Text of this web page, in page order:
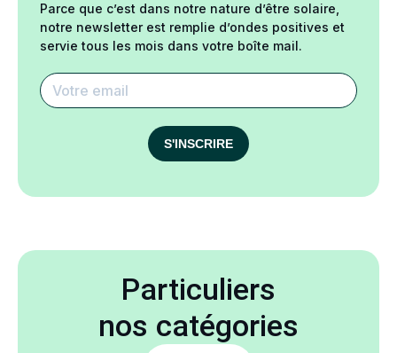
Parce que c’est dans notre nature d’être solaire,
notre newsletter est remplie d’ondes positives et
servie tous les mois dans votre boîte mail.
S'INSCRIRE
Particuliers
nos catégories